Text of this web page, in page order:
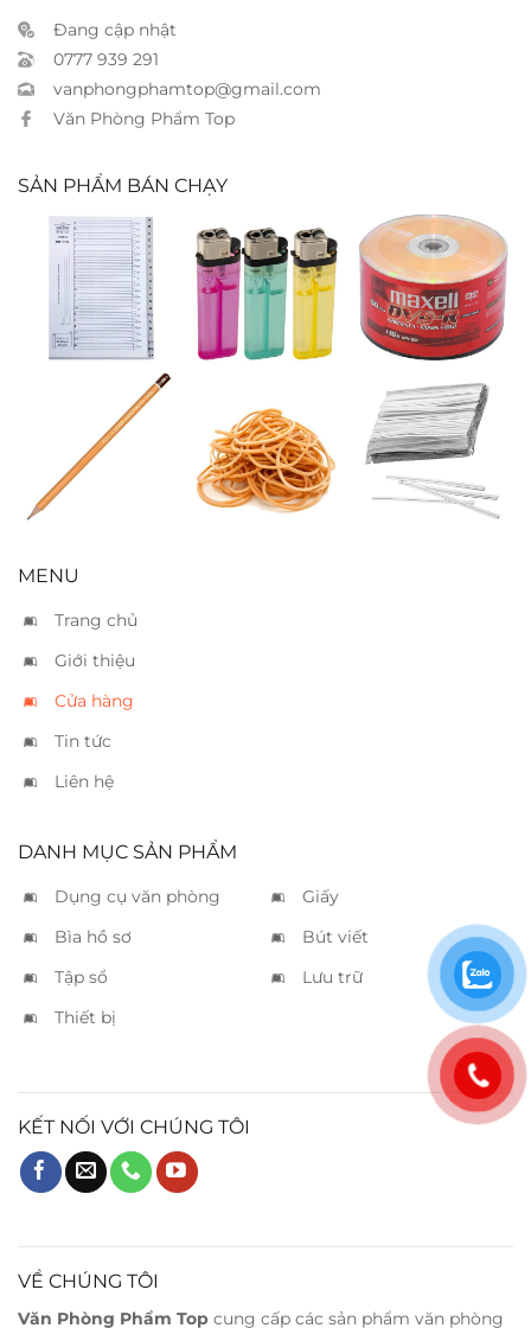
Đang cập nhật
0777 939 291
vanphongphamtop@gmail.com
Văn Phòng Phẩm Top
SẢN PHẨM BÁN CHẠY
Phân trang chữ Bật lửa
DVD-R Maxell
50
Bút chì Koh I
Noor 1500 2B
Dây thun trung
Dây kim tuyến
bạc
MENU
Trang chủ
Giới thiệu
Cửa hàng
Tin tức
Liên hệ
DANH MỤC SẢN PHẨM
Dụng cụ văn phòng
Giấy
Bìa hồ sơ
Bút viết
Tập sổ
Lưu trữ
Thiết bị
KẾT NỐI VỚI CHÚNG TÔI
VỀ CHÚNG TÔI
Văn Phòng Phẩm Top cung cấp các sản phẩm văn phòng